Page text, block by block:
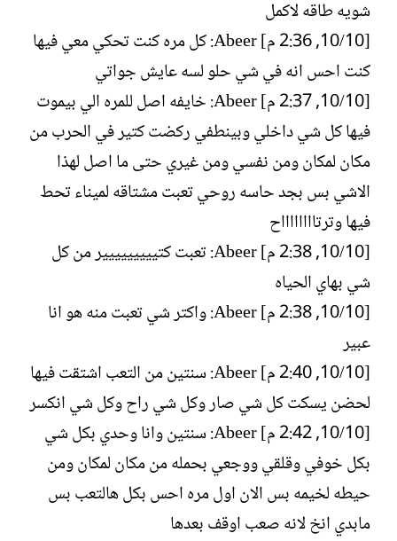
شويه طاقه لاكمل
[10/‏10, 2:36 م] Abeer: كل مره كنت تحكي معي فيها
كنت احس انه في شي حلو لسه عايش جواتي
[10/‏10, 2:37 م] Abeer: خايفه اصل للمره الي بيموت
فيها كل شي داخلي وبينطفي ركضت كتير في الحرب من
مكان لمكان ومن نفسي ومن غيري حتى ما اصل لهذا
الاشي بس بجد حاسه روحي تعبت مشتاقه لميناء تحط
فيها وترتااااااااح
[10/‏10, 2:38 م] Abeer: تعبت كتييييييييير من كل
شي بهاي الحياه
[10/‏10, 2:38 م] Abeer: واكتر شي تعبت منه هو انا
عبير
[10/‏10, 2:40 م] Abeer: سنتين من التعب اشتقت فيها
لحضن يسكت كل شي صار وكل شي راح وكل شي انكسر
[10/‏10, 2:42 م] Abeer: سنتين وانا وحدي بكل شي
بكل خوفي وقلقي ووجعي بحمله من مكان لمكان ومن
حيطه لخيمه بس الان اول مره احس بكل هالتعب بس
مابدي انخ لانه صعب اوقف بعدها